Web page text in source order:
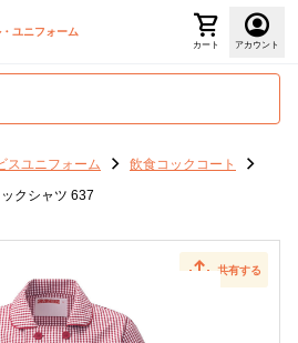
ユニフォーム
カート アカウント
スユニフォーム
飲食コックコート
クシャツ 637
共有する